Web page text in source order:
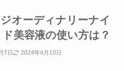
ジオーディナリーナイ
美容液の使い方は？
7日 2024年4月10日